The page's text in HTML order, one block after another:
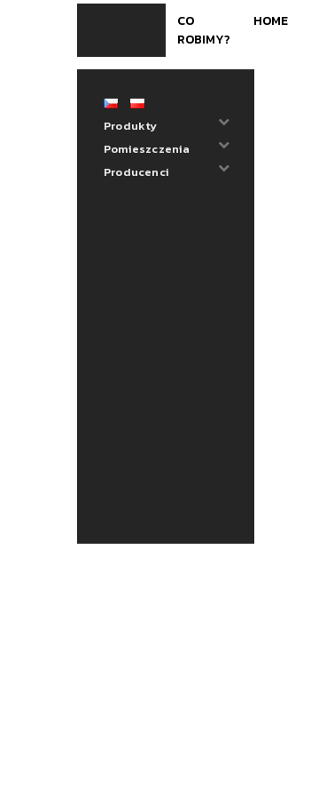
CO
ROBIMY?
HOME
Produkty
Pomieszczenia
Producenci